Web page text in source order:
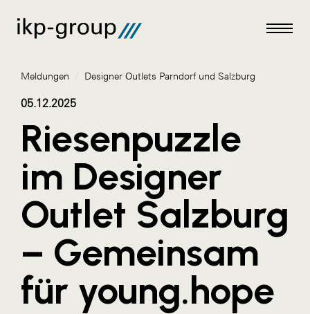
Meldungen
AKTUELLES
ACO
ALEX Krems
Amazon Web Services
Artweger
AustroCel Hallein
Meldungen / Designer Outlets Parndorf und Salzburg
05.12.2025
Riesenpuzzle
im Designer
Outlet Salzburg
– Gemeinsam
für young.hope